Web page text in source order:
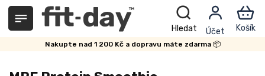
Přejít
obsah
Nakupte nad 1 200 Kč a dopravu máte zdarma 📦